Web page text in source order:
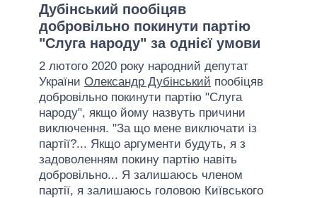
Дубінський пообіцяв
добровільно покинути партію
"Слуга народу" за однієї умови
2 лютого 2020 року народний депутат
України Олександр Дубінський пообіцяв
добровільно покинути партію "Слуга
народу", якщо йому назвуть причини
виключення. "За що мене виключати із
партії?... Якщо аргументи будуть, я з
задоволенням покину партію навіть
добровільно... Я залишаюсь членом
партії, я залишаюсь головою Київського